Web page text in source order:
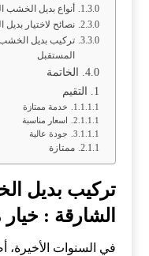
أنواع بديل الخشب
نصائح لاختيار
تركيب بديل
المستقبل
الخاتمة
التقيم
خدمة ممتازة
اسعار مناسبة
جودة عالية
ممتازة
تركيب بديل
الشارقة :
في السنوات الأخيرة،